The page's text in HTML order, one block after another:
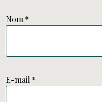
Nom *
E-mail *